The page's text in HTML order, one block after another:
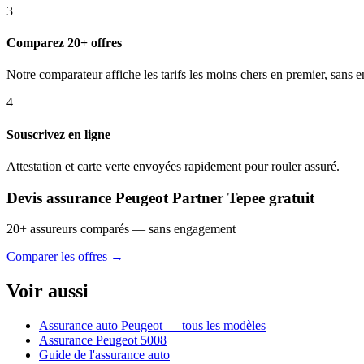
3
Comparez 20+ offres
Notre comparateur affiche les tarifs les moins chers en premier, sans
4
Souscrivez en ligne
Attestation et carte verte envoyées rapidement pour rouler assuré.
Devis assurance Peugeot Partner Tepee gratuit
20+ assureurs comparés — sans engagement
Comparer les offres →
Voir aussi
Assurance auto Peugeot — tous les modèles
Assurance Peugeot 5008
Guide de l'assurance auto